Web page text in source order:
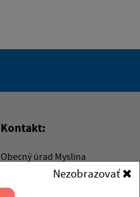
Nezobrazovať
Kontakt:
Obecný úrad Myslina
066 01 Humenné